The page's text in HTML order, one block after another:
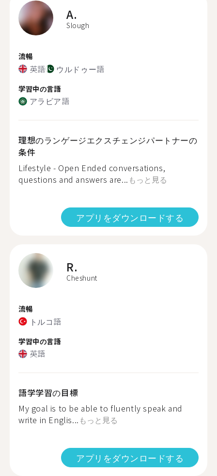
A.
Slough
流暢
英語 ウルドゥー語
学習中の言語
アラビア語
理想のランゲージエクスチェンジパートナーの
条件
Lifestyle - Open Ended conversations,
questions and answers are... もっと見る
アプリをダウンロードする
R.
Cheshunt
流暢
トルコ語
学習中の言語
英語
語学学習の目標
My goal is to be able to fluently speak and
write in Englis... もっと見る
アプリをダウンロードする